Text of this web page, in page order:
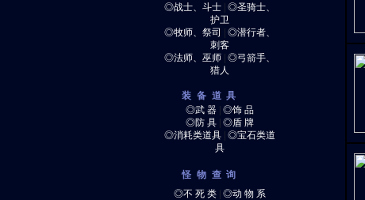
◎战士、斗士 ◎圣骑士、
护卫
◎牧师、祭司
◎潜行者、
刺客
◎法师、巫师 ◎弓箭手、
猎人
装备道具
◎武 器 ◎饰 品
◎防 具 ◎盾 牌
◎消耗类道具 ◎宝石类道
具
怪物查询
◎不 死 类 ◎动 物 系